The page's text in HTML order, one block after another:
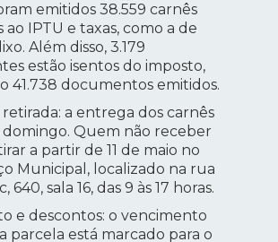
emitidos 38.559 carnês
IPTU e taxas, como a de
Além disso, 3.179
estão isentos do imposto,
41.738 documentos emitidos.
a entrega dos carnês
Quem não receber
a partir de 11 de maio no
Municipal, localizado na rua
640, sala 16, das 9 às 17 horas.
e descontos: o vencimento
parcela está marcado para o